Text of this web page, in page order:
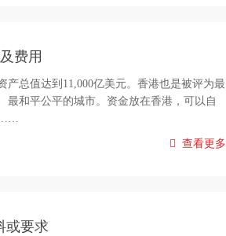
费用
总值达到11,000亿美元。香港也是被评为最
最和平公平的城市。资金放在香港，可以自
查看更多
或要求